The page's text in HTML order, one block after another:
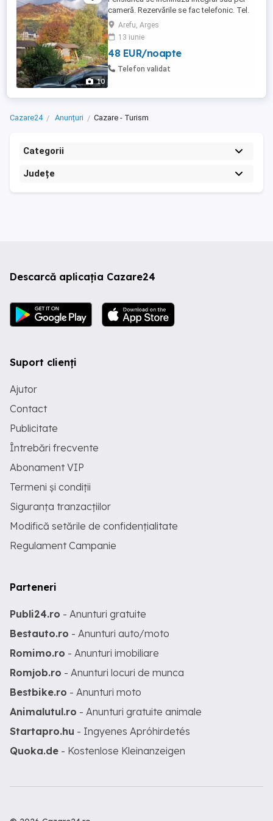
10
cameră. Rezervările se fac telefonic. Tel.
Arefu, Arges
13 iunie
48 EUR/noapte
Telefon validat
Cazare24 Anunțuri Cazare - Turism
Categorii
Județe
Descarcă aplicația Cazare24
Suport clienți
Ajutor
Contact
Publicitate
Întrebări frecvente
Abonament VIP
Termeni și condiții
Siguranța tranzacțiilor
Modifică setările de confidențialitate
Regulament Campanie
Parteneri
Publi24.ro - Anunturi gratuite
Bestauto.ro - Anunturi auto/moto
Romimo.ro - Anunturi imobiliare
Romjob.ro - Anunturi locuri de munca
Bestbike.ro - Anunturi moto
Animalutul.ro - Anunturi gratuite animale
Startapro.hu - Ingyenes Apróhirdetés
Quoka.de - Kostenlose Kleinanzeigen